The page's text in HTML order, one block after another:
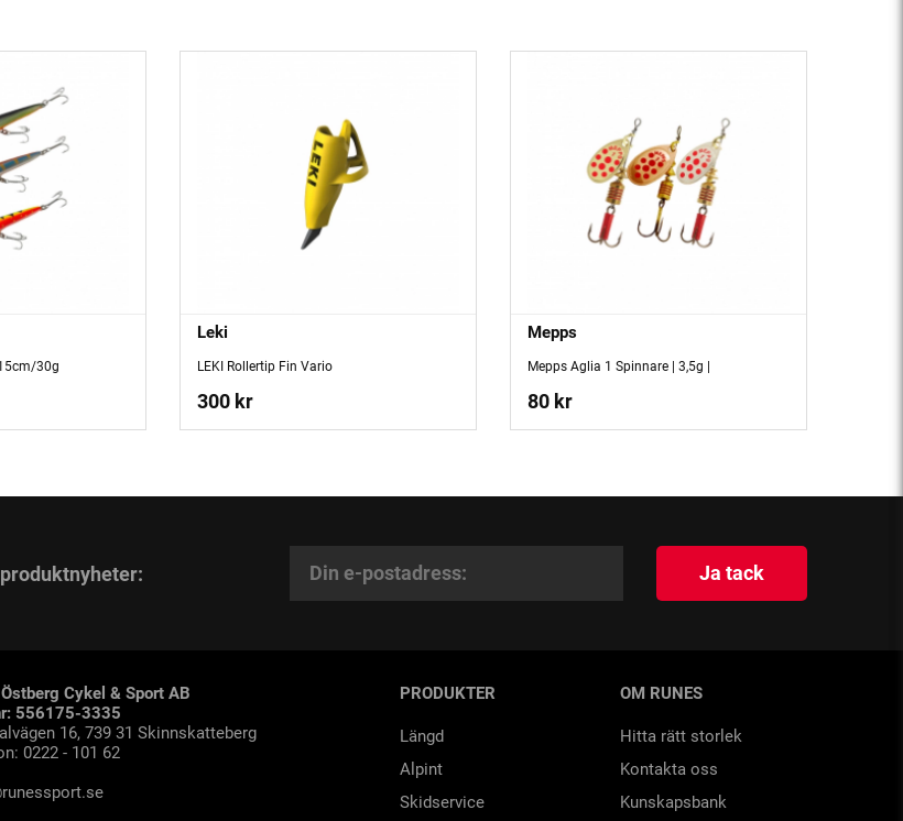
30g
Leki
LEKI Rollertip Fin Vario
300 kr
Mepps
Mepps Aglia 1 Spinnare | 3,5g |
80 kr
Ja tack
Cykel & Sport AB
556175-3335
16, 739 31 Skinnskatteberg
0222 - 101 62
PRODUKTER
Längd
Alpint
Skidservice
OM RUNES
Hitta rätt storlek
Kontakta oss
Kunskapsbank